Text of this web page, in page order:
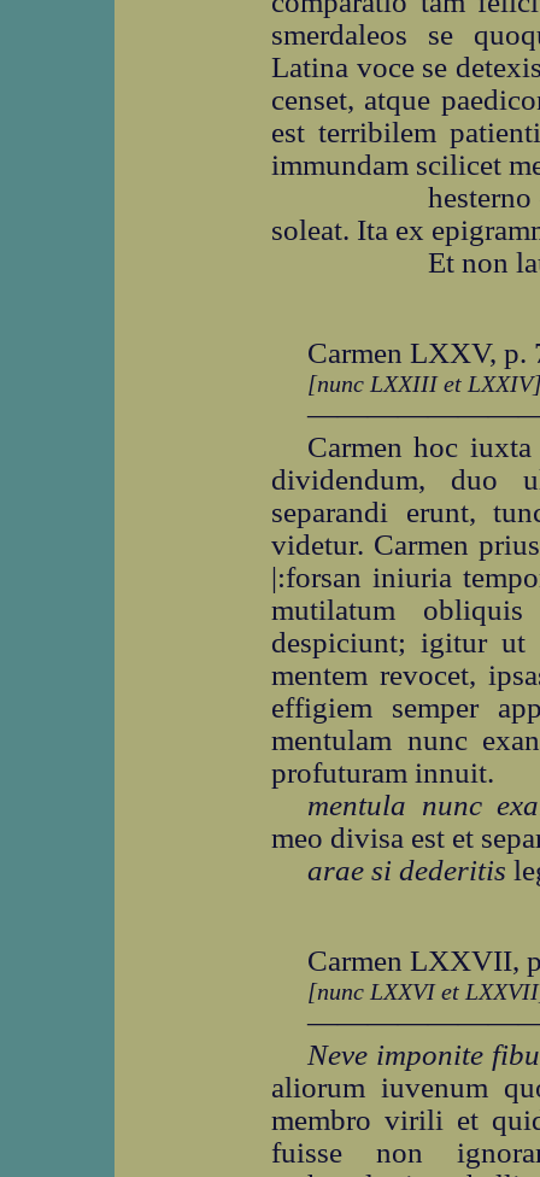
smerdaleos se
Latina voce se
censet, atque
est terribilem
immundam scilicet
soleat. Ita ex
Et non
Carmen LXXV, p.
[nunc LXXIII et
Carmen hoc
dividendum, duo
separandi erunt,
videtur. Carmen
|:forsan iniuria
mutilatum
despiciunt; igitur ut
mentem revocet,
effigiem semper
mentulam nunc
profuturam innuit.
mentula nunc
meo divisa est et
arae si dederitis
Carmen LXXVII,
[nunc LXXVI et
Neve imponite
aliorum iuvenum
membro virili et
fuisse non